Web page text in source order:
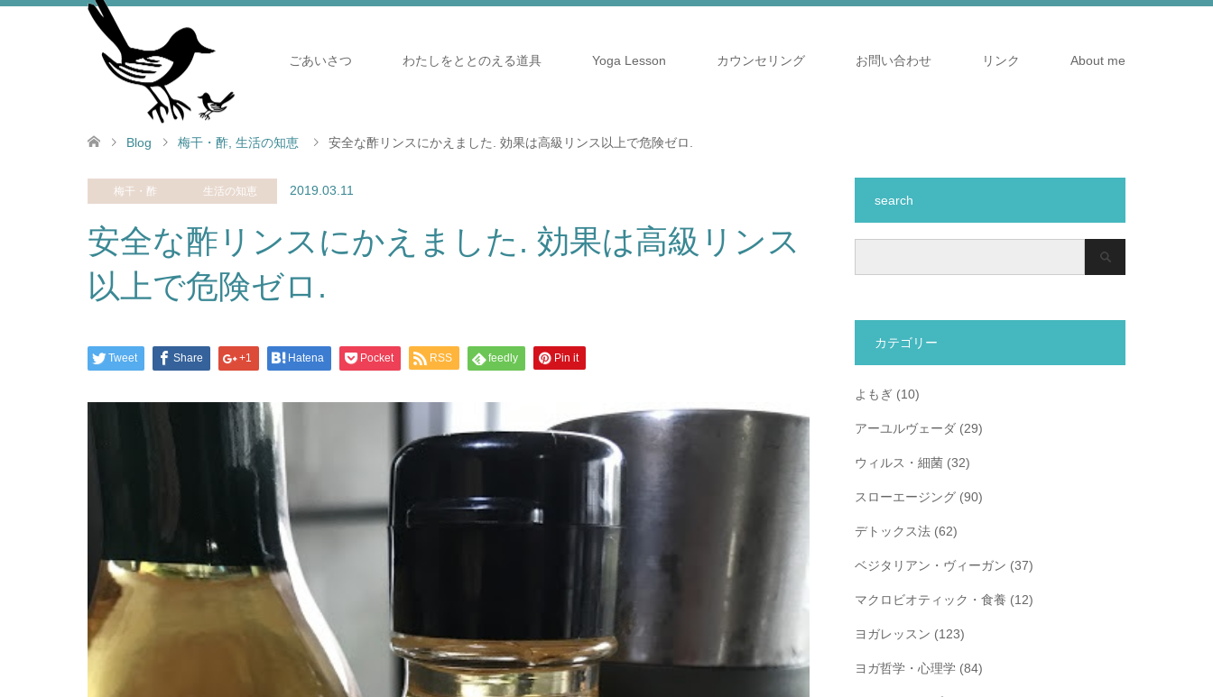
ごあいさつ わたしをととのえる道具 Yoga Lesson カウンセリング お問い合わせ リンク About me
Blog 梅干・酢 生活の知恵 安全な酢リンスにかえました. 効果は高級リンス以上で危険ゼロ.
梅干・酢 生活の知恵 2019.03.11
安全な酢リンスにかえました. 効果は高級リンス
以上で危険ゼロ.
Tweet Share +1 Hatena Pocket RSS feedly Pin it
search
カテゴリー
よもぎ (10)
アーユルヴェーダ (29)
ウィルス・細菌 (32)
スローエージング (90)
デトックス法 (62)
ベジタリアン・ヴィーガン (37)
マクロビオティック・食養 (12)
ヨガレッスン (123)
ヨガ哲学・心理学 (84)